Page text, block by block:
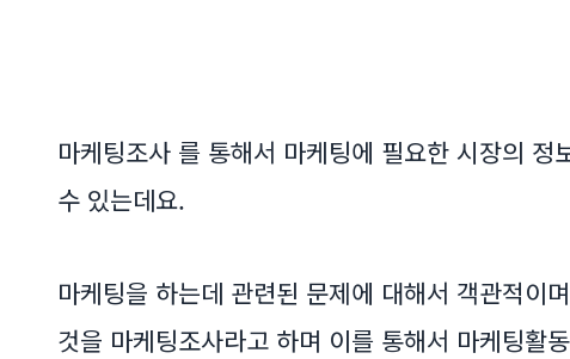
마케팅조사 를 통해서 마케팅에 필요한 시장의
수 있는데요.
마케팅을 하는데 관련된 문제에 대해서 객관적이
것을 마케팅조사라고 하며 이를 통해서 마케팅활